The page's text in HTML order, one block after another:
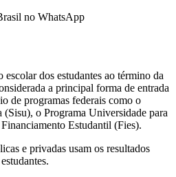
no WhatsApp
dos estudantes ao término da
a principal forma de entrada
de programas federais como o
(Sisu), o Programa Universidade para
Estudantil (Fies).
e privadas usam os resultados